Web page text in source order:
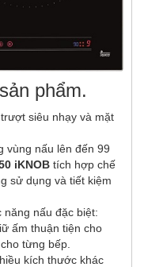
phẩm.
siêu nhạy và mặt
vùng nấu lên đến 99
iKNOB tích hợp chế
sử dụng và tiết kiệm
năng nấu đặc biệt:
ấm thuận tiện cho
từng bếp.
kích thước khác